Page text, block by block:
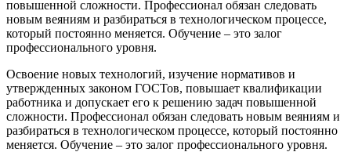
повышенной сложности. Профессионал обязан следовать
новым веяниям и разбираться в технологическом процессе,
который постоянно меняется. Обучение – это залог
профессионального уровня.
Освоение новых технологий, изучение нормативов и
утвержденных законом ГОСТов, повышает квалификации
работника и допускает его к решению задач повышенной
сложности. Профессионал обязан следовать новым веяниям и
разбираться в технологическом процессе, который постоянно
меняется. Обучение – это залог профессионального уровня.